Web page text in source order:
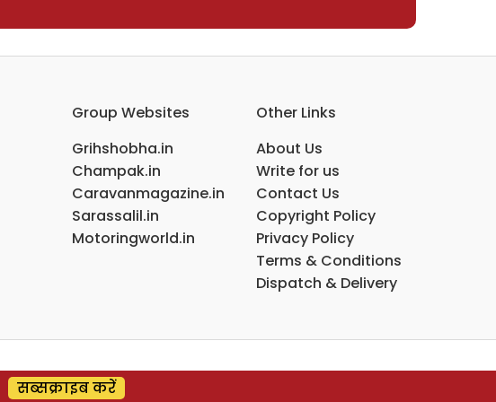
Group Websites
Grihshobha.in
Champak.in
Caravanmagazine.in
Sarassalil.in
Motoringworld.in
Other Links
About Us
Write for us
Contact Us
Copyright Policy
Privacy Policy
Terms & Conditions
Dispatch & Delivery
सब्सक्राइब करें